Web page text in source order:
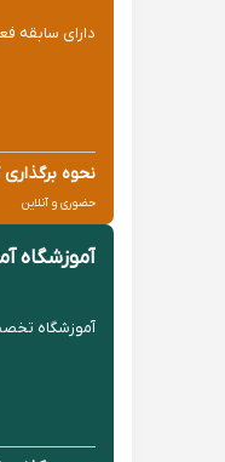
دارای سابقه
نحوه
حضوری و آنلاین
آموزشگاه
آموزشگاه تخصصی حسابداری تراز آذین اروند از سال